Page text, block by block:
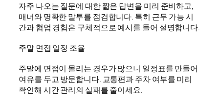
자주 나오는 질문에 대한 짧은 답변을 미리 준비하고,
매너와 명확한 말투를 점검합니다. 특히 근무 가능 시
간과 협업 경험은 구체적으로 예시를 들어 설명합니다.
주말 면접 일정 조율
주말에 면접이 몰리는 경우가 많으니 일정표를 만들어
여유를 두고 방문합니다. 교통편과 주차 여부를 미리
확인해 시간 관리의 실패를 줄이세요.